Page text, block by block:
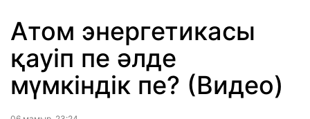
Атом энергетикасы
қауіп пе әлде
мүмкіндік пе? (Видео)